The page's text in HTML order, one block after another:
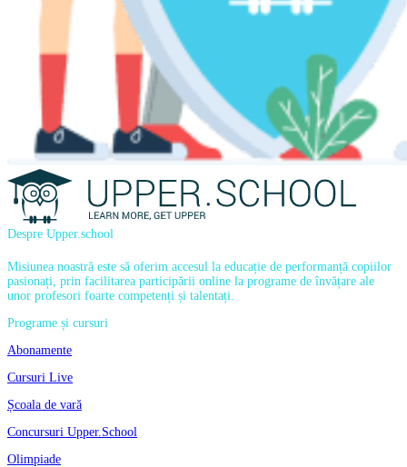
Despre Upper.school
Misiunea noastră este să oferim accesul la educație de performanță copiilor
pasionați, prin facilitarea participării online la programe de învățare ale
unor profesori foarte competenți și talentați.
Programe și cursuri
Abonamente
Cursuri Live
Școala de vară
Concursuri Upper.School
Olimpiade